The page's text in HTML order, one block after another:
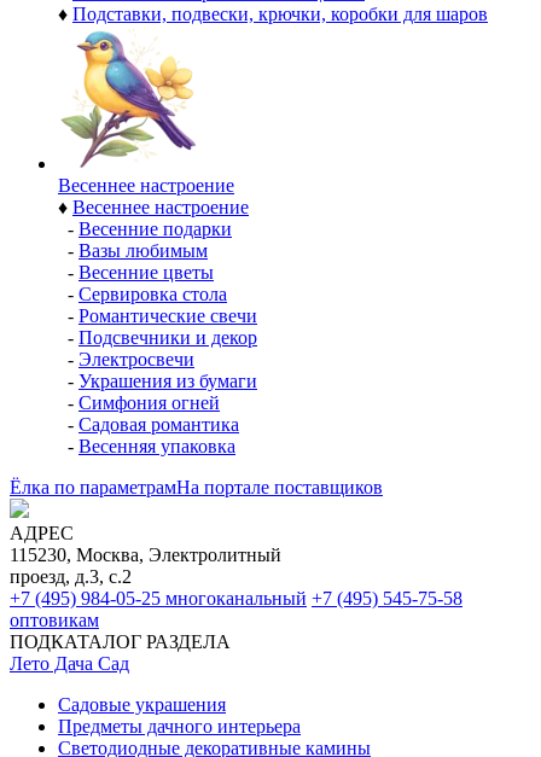
♦ Подставки, подвески, крючки, коробки для шаров
Весеннее настроение
♦ Весеннее настроение
- Весенние подарки
- Вазы любимым
- Весенние цветы
- Сервировка стола
- Романтические свечи
- Подсвечники и декор
- Электросвечи
- Украшения из бумаги
- Симфония огней
- Садовая романтика
- Весенняя упаковка
Ёлка по параметрамНа портале поставщиков
АДРЕС
115230, Москва, Электролитный
проезд, д.3, с.2
+7 (495) 984-05-25 многоканальный +7 (495) 545-75-58
оптовикам
ПОДКАТАЛОГ РАЗДЕЛА
Лето Дача Сад
Садовые украшения
Предметы дачного интерьера
Светодиодные декоративные камины